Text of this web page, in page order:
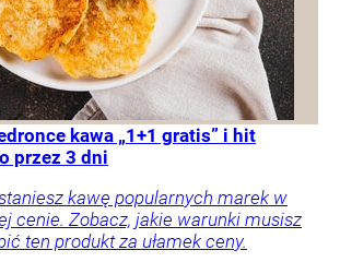
kawa „1+1 gratis” i hit
przez 3 dni
kawę popularnych marek w
cenie. Zobacz, jakie warunki musisz
ten produkt za ułamek ceny.